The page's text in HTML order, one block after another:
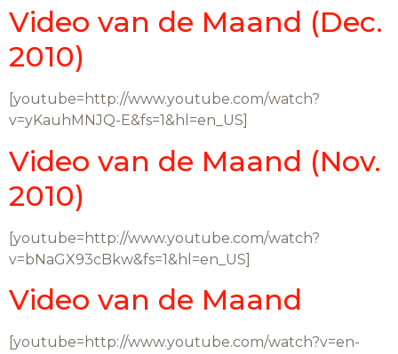
Video van de Maand (Dec.
2010)
[youtube=http://www.youtube.com/watch?
v=yKauhMNJQ-E&fs=1&hl=en_US]
Video van de Maand (Nov.
2010)
[youtube=http://www.youtube.com/watch?
v=bNaGX93cBkw&fs=1&hl=en_US]
Video van de Maand
[youtube=http://www.youtube.com/watch?v=en-